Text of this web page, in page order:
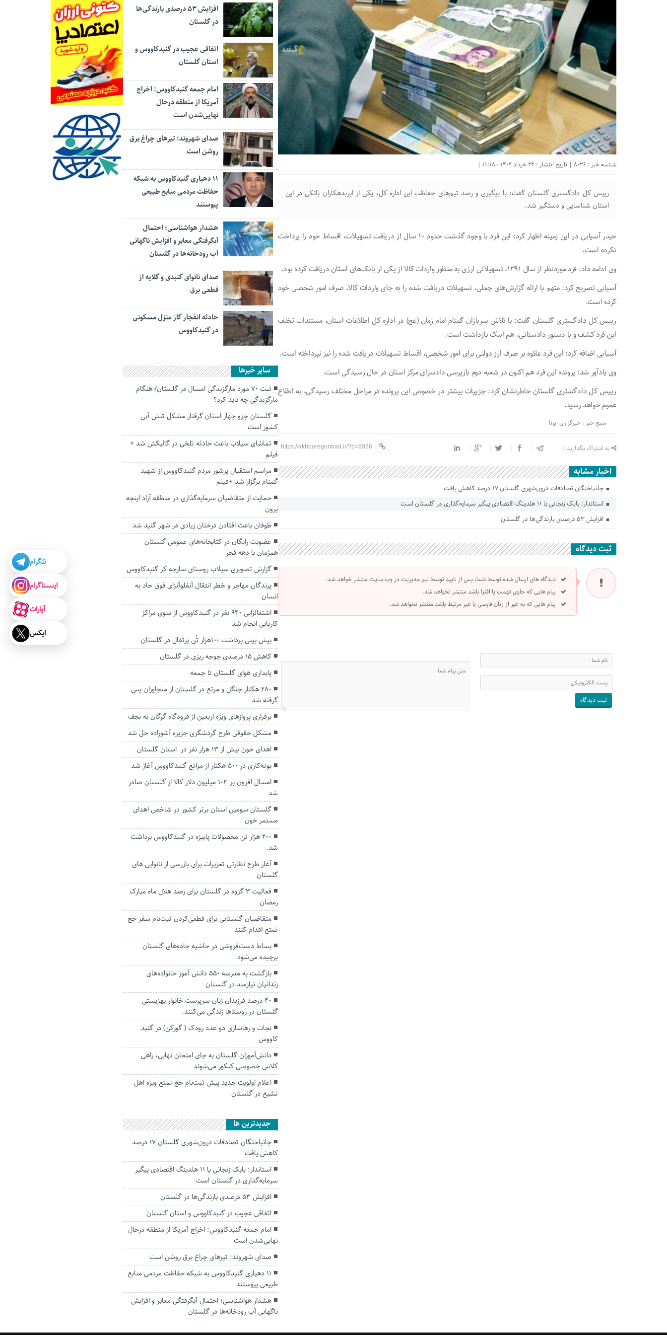
شناسه خبر : 8036 | تاریخ انتشار : 24 خرداد 1402 - 11:18 |
رییس کل دادگستری گلستان گفت: با پیگیری و رصد تیم‌های حفاظت این اداره کل، یکی از ابربدهکاران بانکی در این
استان شناسایی و دستگیر شد.
حیدر آسیابی در این زمینه اظهار کرد: این فرد با وجود گذشت حدود ۱۰ سال از دریافت تسهیلات، اقساط خود را پرداخت
نکرده است.
وی ادامه داد: فرد موردنظر از سال ۱۳۹۱، تسهیلاتی ارزی به منظور واردات کالا از یکی از بانک‌های استان دریافت کرده بود.
آسیابی تصریح کرد: متهم با ارائه گزارش‌های جعلی، تسهیلات دریافت شده را به جای واردات کالا، صرف امور شخصی خود
کرده است.
رییس کل دادگستری گلستان گفت: با تلاش سربازان گمنام امام زمان (عج) در اداره کل اطلاعات استان، مستندات تخلف
این فرد کشف و با دستور دادستانی، هم اینک بازداشت است.
آسیابی اضافه کرد: این فرد علاوه بر صرف ارز دولتی برای امور شخصی، اقساط تسهیلات دریافت شده را نیز نپرداخته است.
وی یادآور شد: پرونده این فرد هم اکنون در شعبه دوم بازپرسی دادسرای مرکز استان در حال رسیدگی است.
رییس کل دادگستری گلستان خاطرنشان کرد: جزییات بیشتر در خصوص این پرونده در مراحل مختلف رسیدگی، به اطلاع
عموم خواهد رسید.
منبع خبر : خبرگزاری ایرنا
به اشتراک بگذارید : https://akhbaregonbad.ir/?p=8036
اخبار مشابه
جانباختگان تصادفات درون‌شهری گلستان ۱۷ درصد کاهش یافت
استاندار: بابک زنجانی با ۱۱ هلدینگ اقتصادی پیگیر سرمایه‌گذاری در گلستان است
افزایش ۵۳ درصدی بارندگی‌ها در گلستان
ثبت دیدگاه
دیدگاه های ارسال شده توسط شما، پس از تایید توسط تیم مدیریت در وب سایت منتشر خواهد شد.
پیام هایی که حاوی تهمت یا افترا باشد منتشر نخواهد شد.
پیام هایی که به غیر از زبان فارسی یا غیر مرتبط باشد منتشر نخواهد شد.
افزایش ۵۳ درصدی بارندگی‌ها
در گلستان
اتفاقی عجیب در‌ گنبدکاووس و
استان گلستان
امام جمعه گنبدکاووس: اخراج
آمریکا از منطقه درحال
نهایی‌شدن است
صدای شهروند: تیرهای چراغ برق
روشن است
۱۱ دهیاری گنبدکاووس به شبکه
حفاظت مردمی منابع طبیعی
پیوستند
هشدار هواشناسی؛ احتمال
آبگرفتگی معابر و افزایش ناگهانی
آب رودخانه‌ها در گلستان
صدای نانوای گنبدی و گلایه از
قطعی برق
حادثه انفجار گاز منزل مسکونی
در گنبدکاووس
سایر خبرها
ثبت ۷۰ مورد مارگزیدگی امسال در گلستان/ هنگام
مارگزیدگی چه باید کرد؟
گلستان جزو چهار استان گرفتار مشکل تنش آبی
کشور است
تماشای سیلاب باعث حادثه تلخی در گالیکش شد +
فیلم
مراسم استقبال پرشور مردم گنبدکاووس از شهید
گمنام برگزار شد +فیلم
حمایت از متقاضیان سرمایه‌گذاری در منطقه آزاد اینچه
برون
طوفان باعث افتادن درختان زیادی در شهر گنبد شد
عضویت رایگان در کتابخانه‌های عمومی گلستان
همزمان با دهه فجر
گزارش تصویری سیلاب روستای سارجه کر گنبدکاووس
پرندگان مهاجر و خطر انتقال آنفلوآنزای فوق حاد به
انسان
اشتغالزایی ۹۴۰ نفر در گنبدکاووس از سوی مراکز
کاریابی انجام شد
پیش بینی برداشت ۱۰۰هزار تُن پرتقال در گلستان
کاهش ۱۵ درصدی جوجه ریزی در گلستان
پایداری هوای گلستان تا جمعه
۲۸۰ هکتار جنگل و مرتع در گلستان از متجاوزان پس
گرفته شد
برقراری پرواز‌های ویژه اربعین از فرودگاه گرگان به نجف
مشکل حقوقی طرح گردشگری جزیره آشوراده حل شد
اهدای خون بیش از ۱۳ هزار نفر در استان گلستان
بوته‌کاری در ۵۰۰ هکتار از مراتع گنبدکاووس آغاز شد
امسال افزون بر ۱۰۳ میلیون دلار کالا از گلستان صادر
شد
گلستان سومین استان برتر کشور در شاخص اهدای
مستمر خون
۲۰۰ هزار تن محصولات پاییزه در گنبدکاووس برداشت
شد.
آغاز طرح نظارتی تعزیرات برای بازرسی از نانوایی های
گلستان
فعالیت ۳ گروه در گلستان برای رصد هلال ماه مبارک
رمضان
متقاضیان گلستانی برای قطعی‌کردن ثبت‌نام سفر حج
تمتع اقدام کنند
بساط دست‌فروشی در حاشیه جاده‌های گلستان
برچیده می‌شود
بازگشت به مدرسه ۵۵۰ دانش آموز خانواده‌های
زندانیان نیازمند در گلستان
۴۰ درصد فرزندان زنان سرپرست خانوار بهزیستی
گلستان در روستاها زندگی می‌کنند.
نجات و رهاسازی دو عدد رودک ( گورکن) در گنبد
کاووس
دانش‌آموزان گلستان به جای امتحان نهایی، راهی
کلاس‌ خصوصی کنکور می‌شوند
اعلام اولویت جدید پیش ثبت‌نام حج تمتع ویژه اهل
تشیع در گلستان
جديدترين ها
جانباختگان تصادفات درون‌شهری گلستان ۱۷ درصد
کاهش یافت
استاندار: بابک زنجانی با ۱۱ هلدینگ اقتصادی پیگیر
سرمایه‌گذاری در گلستان است
افزایش ۵۳ درصدی بارندگی‌ها در گلستان
اتفاقی عجیب در‌ گنبدکاووس و استان گلستان
امام جمعه گنبدکاووس: اخراج آمریکا از منطقه درحال
نهایی‌شدن است
صدای شهروند: تیرهای چراغ برق روشن است
۱۱ دهیاری گنبدکاووس به شبکه حفاظت مردمی منابع
طبیعی پیوستند
هشدار هواشناسی؛ احتمال آبگرفتگی معابر و افزایش
ناگهانی آب رودخانه‌ها در گلستان
تلگرام
اینستاگرام
آپارات
ایکس